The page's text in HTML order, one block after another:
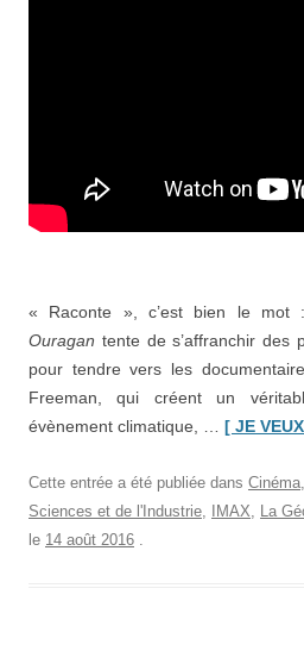
« Raconte », c’est bien le mot :
Ouragan tente de s’affranchir des
pour tendre vers les
Freeman, qui créent un
évènement climatique, … [ JE
Cette entrée a été publiée dans Cinéma
Sciences et de l'Industrie, IMAX, La
le 14 août 2016 .